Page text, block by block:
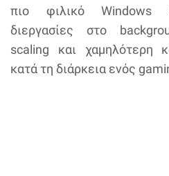
πιο φιλικό Windows
διεργασίες στο
scaling και χαμηλότερη
κατά τη διάρκεια ενός